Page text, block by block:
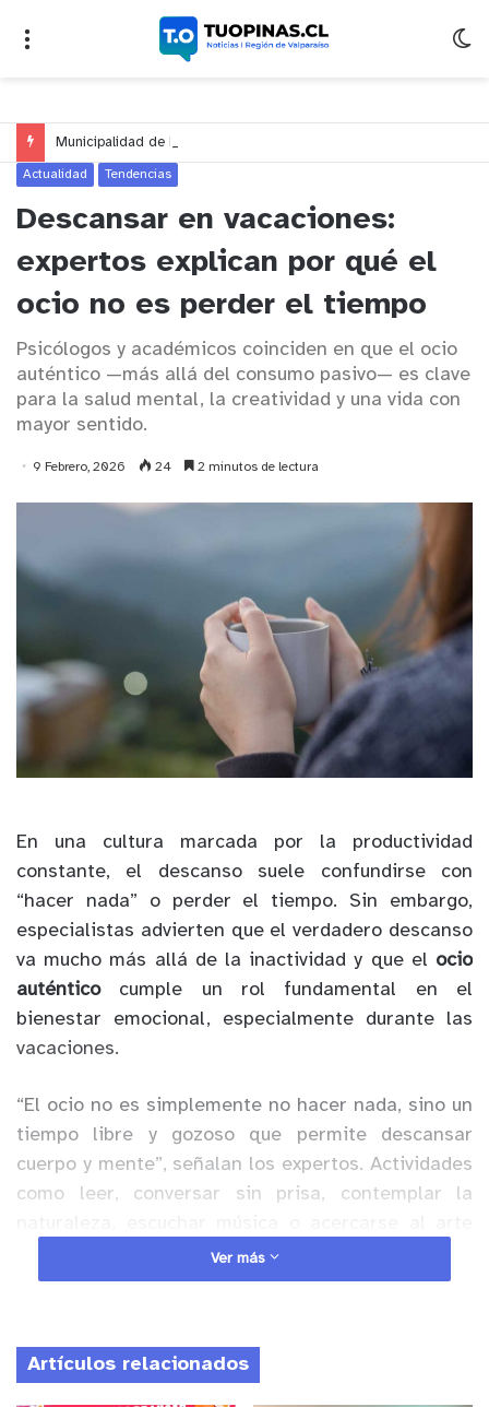
Actualidad Tendencias
Descansar en vacaciones:
expertos explican por qué el
ocio no es perder el tiempo
Psicólogos y académicos coinciden en que el ocio
auténtico —más allá del consumo pasivo— es clave
para la salud mental, la creatividad y una vida con
mayor sentido.
9 Febrero, 2026 24 2 minutos de lectura
En una cultura marcada por la productividad
constante, el descanso suele confundirse con
“hacer nada” o perder el tiempo. Sin embargo,
especialistas advierten que el verdadero descanso
va mucho más allá de la inactividad y que el ocio
auténticocumple un rol fundamental en el
bienestar emocional, especialmente durante las
vacaciones.
“El ocio no es simplemente no hacer nada, sino un
tiempo libre y gozoso que permite descansar
cuerpo y mente”, señalan los expertos. Actividades
como leer, conversar sin prisa, contemplar la
forman parte de un descanso profundo que,
paradójicamente, entrega sentido al trabajo
Anuncio Patrocinado
Ver más
Artículos relacionados